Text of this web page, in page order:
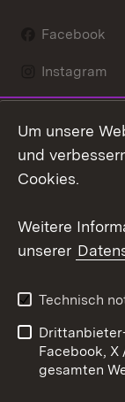
Facebook
Instagram
Mastodon
Youtube
Kontakt
Barrierefreiheit
Impressum
Um unsere
und
Cookies.
Weitere
unserer
Technisch
Facebook,
gesamten